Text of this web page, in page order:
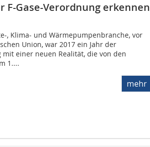
F-Gase-Verordnung erkennen
, Klima- und Wärmepumpenbranche, vor
Union, war 2017 ein Jahr der
einer neuen Realität, die von den
1....
mehr